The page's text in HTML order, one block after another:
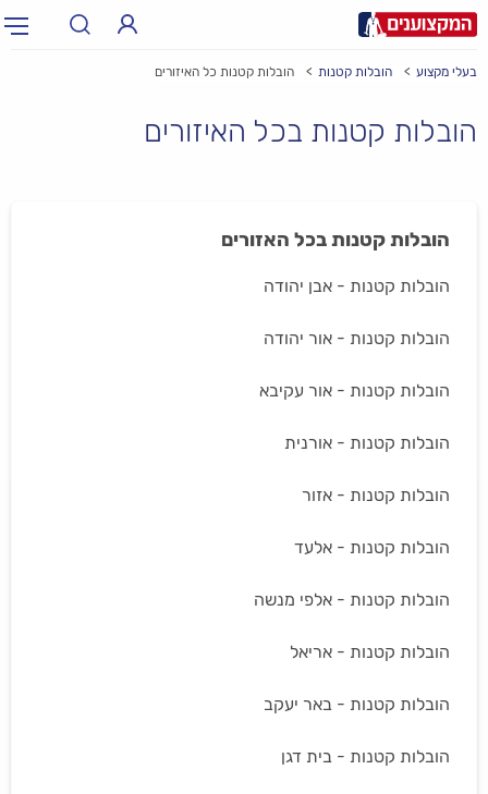
בעלי מקצוע הובלות קטנות הובלות קטנות כל האיזורים
הובלות קטנות בכל האיזורים
הובלות קטנות בכל האזורים
הובלות קטנות - אבן יהודה
הובלות קטנות - אור יהודה
הובלות קטנות - אור עקיבא
הובלות קטנות - אורנית
הובלות קטנות - אזור
הובלות קטנות - אלעד
הובלות קטנות - אלפי מנשה
הובלות קטנות - אריאל
הובלות קטנות - באר יעקב
הובלות קטנות - בית דגן